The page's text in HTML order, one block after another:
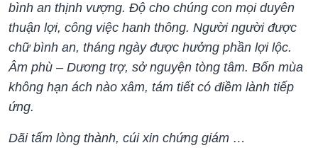
bình an thịnh vượng. Độ cho chúng con mọi duyên
thuận lợi, công việc hanh thông. Người người được
chữ bình an, tháng ngày được hưởng phần lợi lộc.
Âm phù – Dương trợ, sở nguyện tòng tâm. Bốn mùa
không hạn ách nào xâm, tám tiết có điềm lành tiếp
ứng.
Dãi tấm lòng thành, cúi xin chứng giám …